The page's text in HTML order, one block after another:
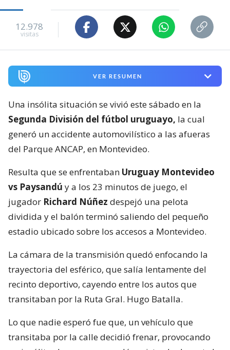
12.978
visitas
VER RESUMEN
Una insólita situación se vivió este sábado en la
Segunda División del fútbol uruguayo, la cual
generó un accidente automovilístico a las afueras
del Parque ANCAP, en Montevideo.
Resulta que se enfrentaban Uruguay Montevideo
vs Paysandú y a los 23 minutos de juego, el
jugador Richard Núñez despejó una pelota
dividida y el balón terminó saliendo del pequeño
estadio ubicado sobre los accesos a Montevideo.
La cámara de la transmisión quedó enfocando la
trayectoria del esférico, que salía lentamente del
recinto deportivo, cayendo entre los autos que
transitaban por la Ruta Gral. Hugo Batalla.
Lo que nadie esperó fue que, un vehículo que
transitaba por la calle decidió frenar, provocando